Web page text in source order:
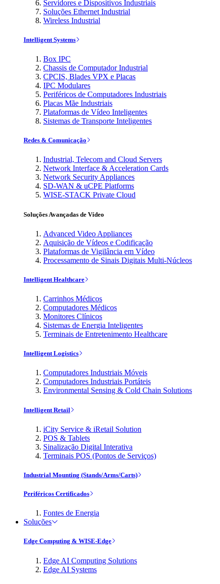
Servidores e Dispositivos Industriais
Soluções Ethernet Industrial
Wireless Industrial
Intelligent Systems
Box IPC
Chassis de Computador Industrial
CPCIS, Blades VPX e Placas
IPC Modulares
Periféricos de Computadores Industriais
Placas Mãe Industriais
Plataformas de Vídeo Inteligentes
Sistemas de Transporte Inteligentes
Redes & Comunicação
Industrial, Telecom and Cloud Servers
Network Interface & Acceleration Cards
Network Security Appliances
SD-WAN & uCPE Platforms
WISE-STACK Private Cloud
Soluções Avançadas de Vídeo
Advanced Video Appliances
Aquisição de Vídeos e Codificação
Plataformas de Vigilância em Vídeo
Processamento de Sinais Digitais Multi-Núcleos
Intelligent Healthcare
Carrinhos Médicos
Computadores Médicos
Monitores Clínicos
Sistemas de Energia Inteligentes
Terminais de Entretenimento Healthcare
Intelligent Logistics
Computadores Industriais Móveis
Computadores Industriais Portáteis
Environmental Sensing & Cold Chain Solutions
Intelligent Retail
iCity Service & iRetail Solution
POS & Tablets
Sinalização Digital Interativa
Terminais POS (Pontos de Serviços)
Industrial Mounting (Stands/Arms/Carts)
Periféricos Certificados
Fontes de Energia
Soluções
Edge Computing & WISE-Edge
Edge AI Computing Solutions
Edge AI Systems